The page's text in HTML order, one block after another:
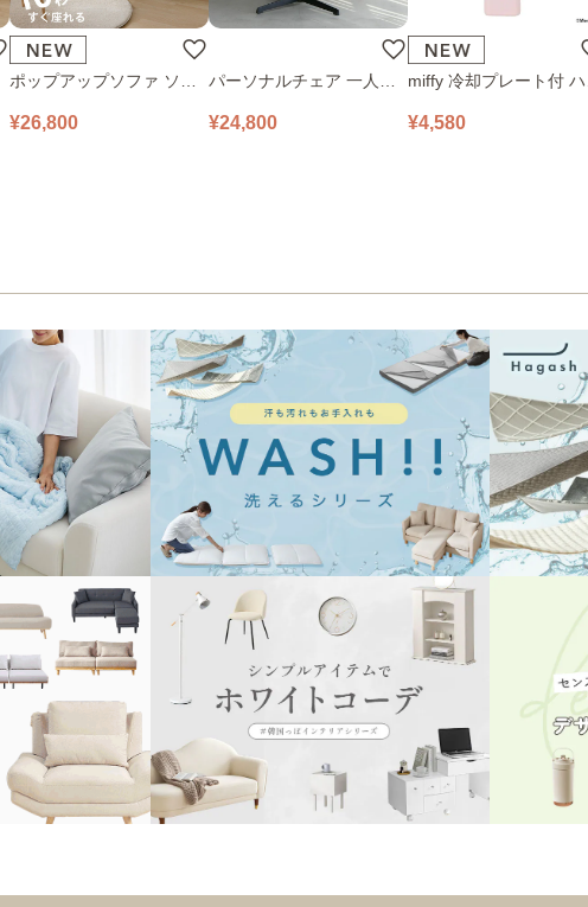
ポップアップソファ ソフ
1人掛け PUS1-1SA ベージ
¥26,800
パーソナルチェア 一人掛
ブルーグレー
¥24,800
miffy 冷却プレート付
ピンク
¥4,580